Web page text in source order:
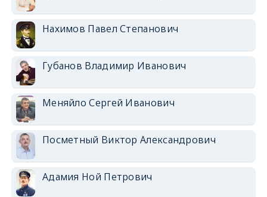
Нахимов Павел Степанович
Губанов Владимир Иванович
Меняйло Сергей Иванович
Посметный Виктор Александрович
Адамия Ной Петрович